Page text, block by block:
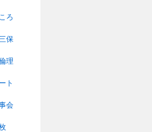
ろ
保
理
ト
会